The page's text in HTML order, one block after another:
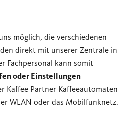
möglich, die verschiedenen
direkt mit unserer Zentrale in
Fachpersonal kann somit
oder Einstellungen
Kaffee Partner Kaffeeautomaten
WLAN oder das Mobilfunknetz.